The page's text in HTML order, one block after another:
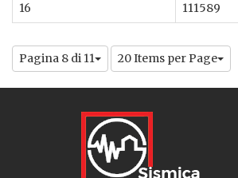
16
111589
Pagina 8 di 11 20 Items per Page